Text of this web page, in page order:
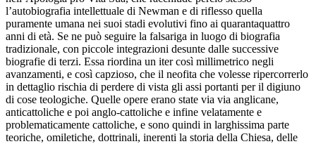
l’autobiografia intellettuale di Newman e di riflesso quella
puramente umana nei suoi stadi evolutivi fino ai quarantaquattro
anni di età. Se ne può seguire la falsariga in luogo di biografia
tradizionale, con piccole integrazioni desunte dalle successive
biografie di terzi. Essa riordina un iter così millimetrico negli
avanzamenti, e così capzioso, che il neofita che volesse ripercorrerlo
in dettaglio rischia di perdere di vista gli assi portanti per il digiuno
di cose teologiche. Quelle opere erano state via via anglicane,
anticattoliche e poi anglo-cattoliche e infine velatamente e
problematicamente cattoliche, e sono quindi in larghissima parte
teoriche, omiletiche, dottrinali, inerenti la storia della Chiesa, delle